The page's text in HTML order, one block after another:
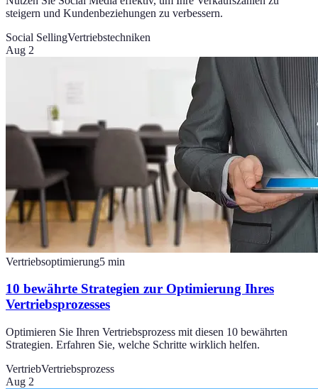
steigern und Kundenbeziehungen zu verbessern.
Social SellingVertriebstechniken
Aug 2
Vertriebsoptimierung5 min
10 bewährte Strategien zur Optimierung Ihres
Vertriebsprozesses
Optimieren Sie Ihren Vertriebsprozess mit diesen 10 bewährten
Strategien. Erfahren Sie, welche Schritte wirklich helfen.
VertriebVertriebsprozess
Aug 2